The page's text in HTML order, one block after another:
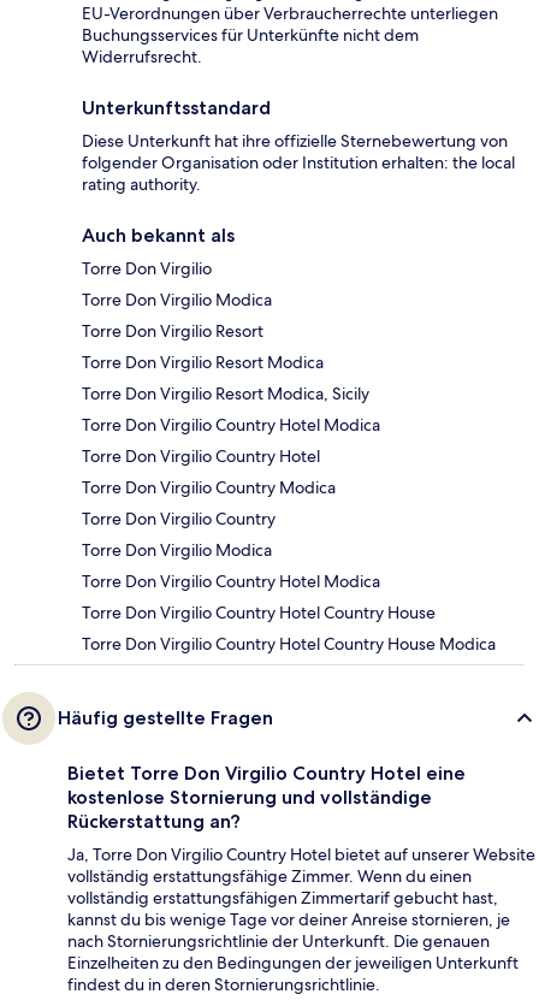
EU-Verordnungen über Verbraucherrechte unterliegen
Buchungsservices für Unterkünfte nicht dem
Widerrufsrecht.
Unterkunftsstandard
Diese Unterkunft hat ihre offizielle Sternebewertung von
folgender Organisation oder Institution erhalten: the local
rating authority.
Auch bekannt als
Torre Don Virgilio
Torre Don Virgilio Modica
Torre Don Virgilio Resort
Torre Don Virgilio Resort Modica
Torre Don Virgilio Resort Modica, Sicily
Torre Don Virgilio Country Hotel Modica
Torre Don Virgilio Country Hotel
Torre Don Virgilio Country Modica
Torre Don Virgilio Country
Torre Don Virgilio Modica
Torre Don Virgilio Country Hotel Modica
Torre Don Virgilio Country Hotel Country House
Torre Don Virgilio Country Hotel Country House Modica
Häufig gestellte Fragen
Bietet Torre Don Virgilio Country Hotel eine
kostenlose Stornierung und vollständige
Rückerstattung an?
Ja, Torre Don Virgilio Country Hotel bietet auf unserer Website
vollständig erstattungsfähige Zimmer. Wenn du einen
vollständig erstattungsfähigen Zimmertarif gebucht hast,
kannst du bis wenige Tage vor deiner Anreise stornieren, je
nach Stornierungsrichtlinie der Unterkunft. Die genauen
Einzelheiten zu den Bedingungen der jeweiligen Unterkunft
findest du in deren Stornierungsrichtlinie.